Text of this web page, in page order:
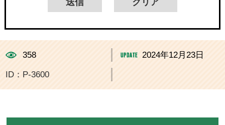
358 2024年12月23日
ID：P-3600